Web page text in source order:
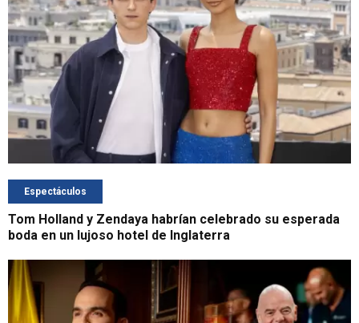
Espectáculos
Tom Holland y Zendaya habrían celebrado su esperada
boda en un lujoso hotel de Inglaterra